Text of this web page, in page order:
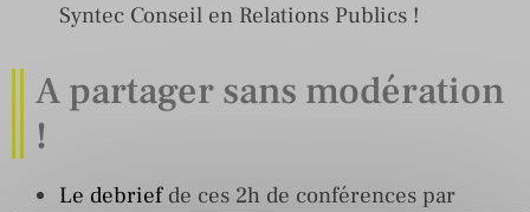
Syntec Conseil en Relations Publics !
A partager sans modération
!
Le debriefde ces 2h de conférences par